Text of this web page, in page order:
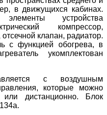
в движущихся кабинах.
устройства
компрессор,
клапан, радиатор.
с функцией обогрева, в
укомплектован
с воздушным
которые можно
дистанционно. Блок